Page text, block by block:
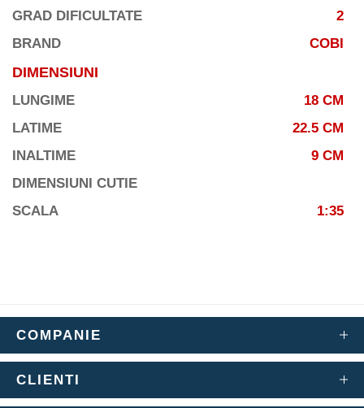
GRAD DIFICULTATE
2
BRAND
COBI
DIMENSIUNI
LUNGIME
18 CM
LATIME
22.5 CM
INALTIME
9 CM
DIMENSIUNI CUTIE
SCALA
1:35
COMPANIE
CLIENTI